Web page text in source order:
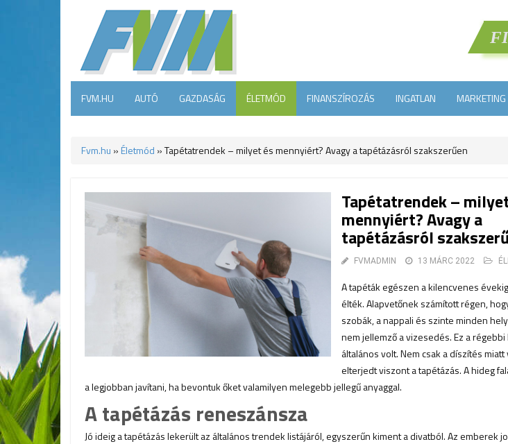
FVM.HU AUTÓ GAZDASÁG ÉLETMÓD FINANSZÍROZÁS INGATLAN MARKETING
Fvm.hu » Életmód »Tapétatrendek – milyet és mennyiért? Avagy a tapétázásról szakszerűen
Tapétatrendek –
mennyiért? Avagy a
tapétázásról
FVMADMIN 13 MÁRC 2022
A tapéták egészen a kilencvenes
élték. Alapvetőnek számított régen,
szobák, a nappali és szinte minden
nem jellemző a vizesedés. Ez a
általános volt. Nem csak a díszítés
elterjedt viszont a tapétázás. A hideg
a legjobban javítani, ha bevontuk őket valamilyen melegebb jellegű anyaggal.
A tapétázás reneszánsza
Jó ideig a tapétázás lekerült az általános trendek listájáról, egyszerűn kiment a divatból. Az emberek